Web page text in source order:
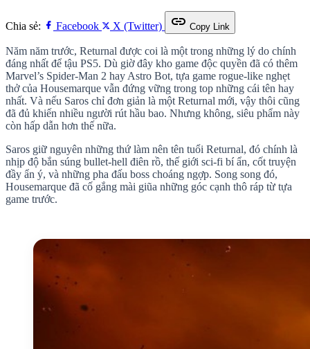
Chia sẻ: Facebook X (Twitter) link Copy Link
Năm năm trước, Returnal được coi là một trong những lý do chính
đáng nhất để tậu PS5. Dù giờ đây kho game độc quyền đã có thêm
Marvel’s Spider-Man 2 hay Astro Bot, tựa game rogue-like nghẹt
thở của Housemarque vẫn đứng vững trong top những cái tên hay
nhất. Và nếu Saros chỉ đơn giản là một Returnal mới, vậy thôi cũng
đã đủ khiến nhiều người rút hầu bao. Nhưng không, siêu phẩm này
còn hấp dẫn hơn thế nữa.
Saros giữ nguyên những thứ làm nên tên tuổi Returnal, đó chính là
nhịp độ bắn súng bullet-hell điên rồ, thế giới sci-fi bí ẩn, cốt truyện
đầy ẩn ý, và những pha đấu boss choáng ngợp. Song song đó,
Housemarque đã cố gắng mài giũa những góc cạnh thô ráp từ tựa
game trước.